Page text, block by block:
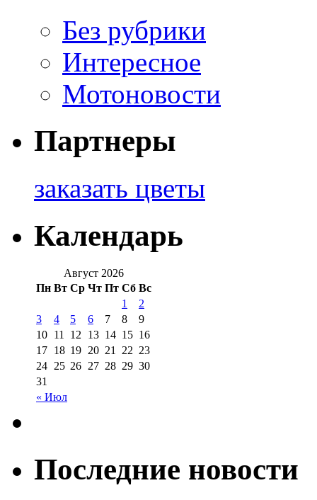
Без рубрики
Интересное
Мотоновости
Партнеры
заказать цветы
Календарь
Август 2026
Пн Вт Ср Чт Пт Сб Вс
« Июл
1
2
3
4 5 6 7 8
9
10 11 12 13 14 15 16
17 18 19 20 21 22 23
24 25 26 27 28 29 30
31
Последние новости